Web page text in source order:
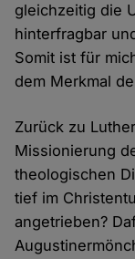
gleichzeitig die
hinterfragbar
Somit ist für
dem Merkmal
Zurück zu
Missionierung
theologischen
tief im
angetrieben?